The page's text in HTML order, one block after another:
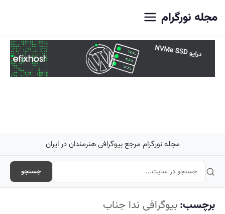
مجله نورگرام
مجله نورگرام مرجع بیوگرافی هنرمندان در ایران
جستجو
برچسب: بیوگرافی ندا جناب